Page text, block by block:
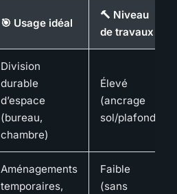
🎯 Usage idéal
🔨 Niveau
de travaux
Division
durable
d’espace
(bureau,
chambre)
Élevé
(ancrage
sol/plafond)
Aménagements
temporaires,
Faible
(sans